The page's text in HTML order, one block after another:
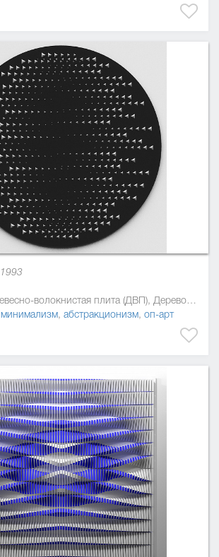
1993
120 x 120 см, древесно-волокнистая плита (ДВП), Дерево, полиуретан
минимализм, абстракционизм, оп-арт